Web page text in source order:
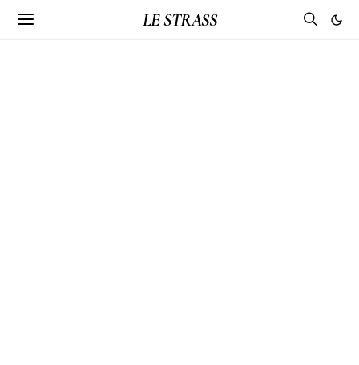
LE STRASS